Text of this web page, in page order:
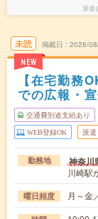
派遣
未読
NEW
掲載日 2026/
【在宅勤務
での広報・
交通費別途支給あり
WEB登録OK 派遣
勤務地 神奈川
川崎駅
曜日頻度 月～金